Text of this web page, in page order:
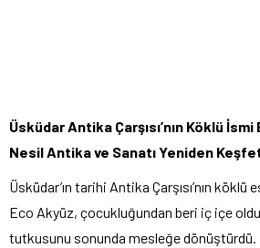
Üsküdar Antika Çarşısı’nın Köklü
Nesil Antika ve Sanatı Yeniden
Üsküdar’ın tarihi Antika Çarşısı’nın köklü
Eco Akyüz, çocukluğundan beri iç içe
tutkusunu sonunda mesleğe